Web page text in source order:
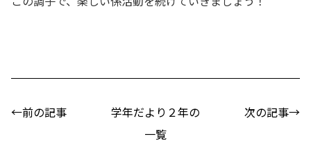
←前の記事
学年だより２年の
一覧
次の記事→